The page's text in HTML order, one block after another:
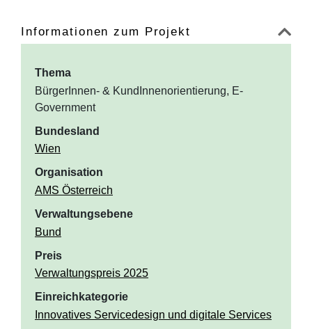
Informationen zum Projekt
Thema
BürgerInnen- & KundInnenorientierung, E-
Government
Bundesland
Wien
Organisation
AMS Österreich
Verwaltungsebene
Bund
Preis
Verwaltungspreis 2025
Einreichkategorie
Innovatives Servicedesign und digitale Services